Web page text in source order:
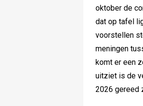
oktober de
dat op tafel
voorstellen
meningen
komt er een
uitziet is de
2026 gereed